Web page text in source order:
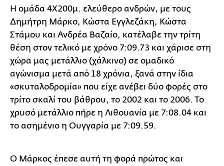
Η ομάδα 4Χ200μ. ελεύθερο ανδρών, με τους
Δημήτρη Μάρκο, Κώστα Εγγλεζάκη, Κώστα
Στάμου και Ανδρέα Βαζαίο, κατέλαβε την τρίτη
θέση στον τελικό με χρόνο 7:09.73 και χάρισε στη
χώρα μας μετάλλιο (χάλκινο) σε ομαδικό
αγώνισμα μετά από 18 χρόνια, ξανά στην ίδια
«σκυταλοδρομία» που είχε ανέβει δύο φορές στο
τρίτο σκαλί του βάθρου, το 2002 και το 2006. Το
χρυσό μετάλλιο πήρε η Λιθουανία με 7:08.04 και
το ασημένιο η Ουγγαρία με 7:09.59.
Ο Μάρκος έπεσε αυτή τη φορά πρώτος και